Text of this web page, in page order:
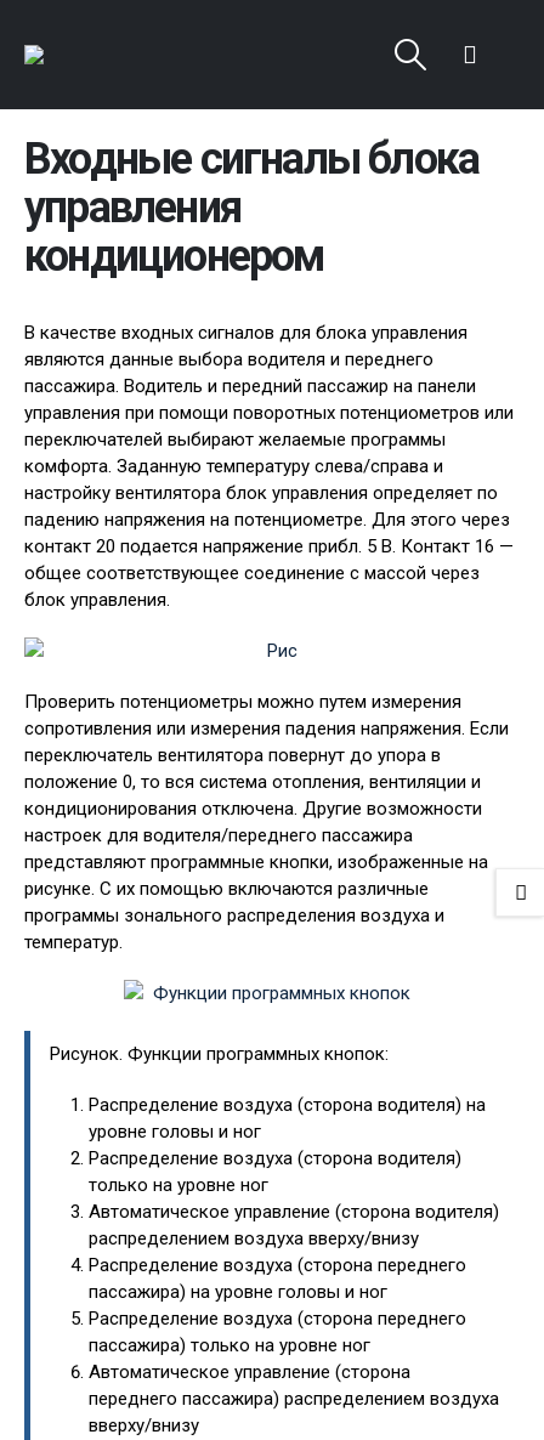
Входные сигналы блока
управления
кондиционером
В качестве входных сигналов для блока управления
являются данные выбора водителя и переднего
пассажира. Водитель и передний пассажир на панели
управления при помощи поворотных потенциометров или
переключателей выбирают желаемые программы
комфорта. Заданную температуру слева/справа и
настройку вентилятора блок управления определяет по
падению напряжения на потенциометре. Для этого через
контакт 20 подается напряжение прибл. 5 В. Контакт 16 —
общее соответствующее соединение с массой через
блок управления.
Проверить потенциометры можно путем измерения
сопротивления или измерения падения напряжения. Если
переключатель вентилятора повернут до упора в
положение 0, то вся система отопления, вентиляции и
кондиционирования отключена. Другие возможности
настроек для водителя/переднего пассажира
представляют программные кнопки, изображенные на
рисунке. С их помощью включаются различные
программы зонального распределения воздуха и
температур.
Рисунок. Функции программных кнопок:
Распределение воздуха (сторона водителя) на
уровне головы и ног
Распределение воздуха (сторона водителя)
только на уровне ног
Автоматическое управление (сторона водителя)
распределением воздуха вверху/внизу
Распределение воздуха (сторона переднего
пассажира) на уровне головы и ног
Распределение воздуха (сторона переднего
пассажира) только на уровне ног
Автоматическое управление (сторона
переднего пассажира) распределением воздуха
вверху/внизу